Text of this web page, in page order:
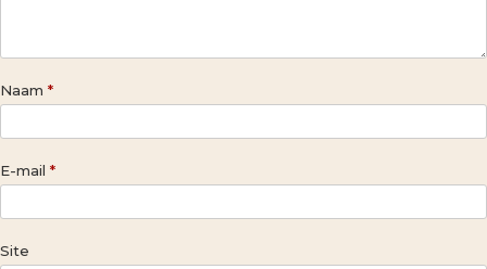
Naam *
E-mail *
Site